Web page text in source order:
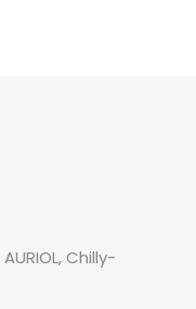
Chilly-